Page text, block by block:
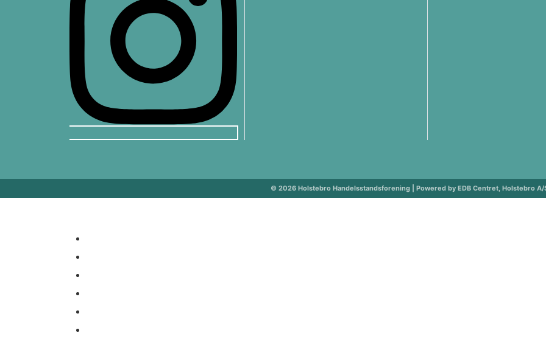
© 2026 Holstebro Handelsstandsforening | Powered by EDB Centret, Holstebro A/